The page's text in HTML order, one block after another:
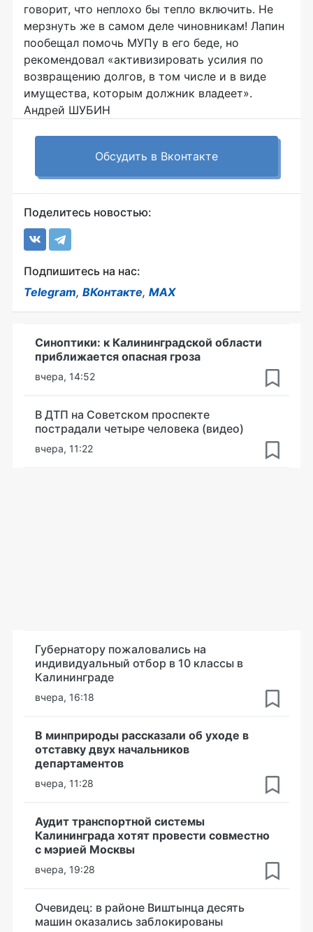
говорит, что неплохо бы тепло включить. Не
мерзнуть же в самом деле чиновникам! Лапин
пообещал помочь МУПу в его беде, но
рекомендовал «активизировать усилия по
возвращению долгов, в том числе и в виде
имущества, которым должник владеет».
Андрей ШУБИН
Обсудить в Вконтакте
Поделитесь новостью:
Подпишитесь на нас:
Telegram, ВКонтакте, MAX
Синоптики: к Калининградской области
приближается опасная гроза
вчера, 14:52
В ДТП на Советском проспекте
пострадали четыре человека (видео)
вчера, 11:22
Губернатору пожаловались на
индивидуальный отбор в 10 классы в
Калининграде
вчера, 16:18
В минприроды рассказали об уходе в
отставку двух начальников
департаментов
вчера, 11:28
Аудит транспортной системы
Калининграда хотят провести совместно
с мэрией Москвы
вчера, 19:28
Очевидец: в районе Виштынца десять
машин оказались заблокированы